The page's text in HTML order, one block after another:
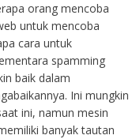
orang mencoba
untuk mencoba
cara untuk
spamming
baik dalam
Ini mungkin
ini, namun mesin
banyak tautan